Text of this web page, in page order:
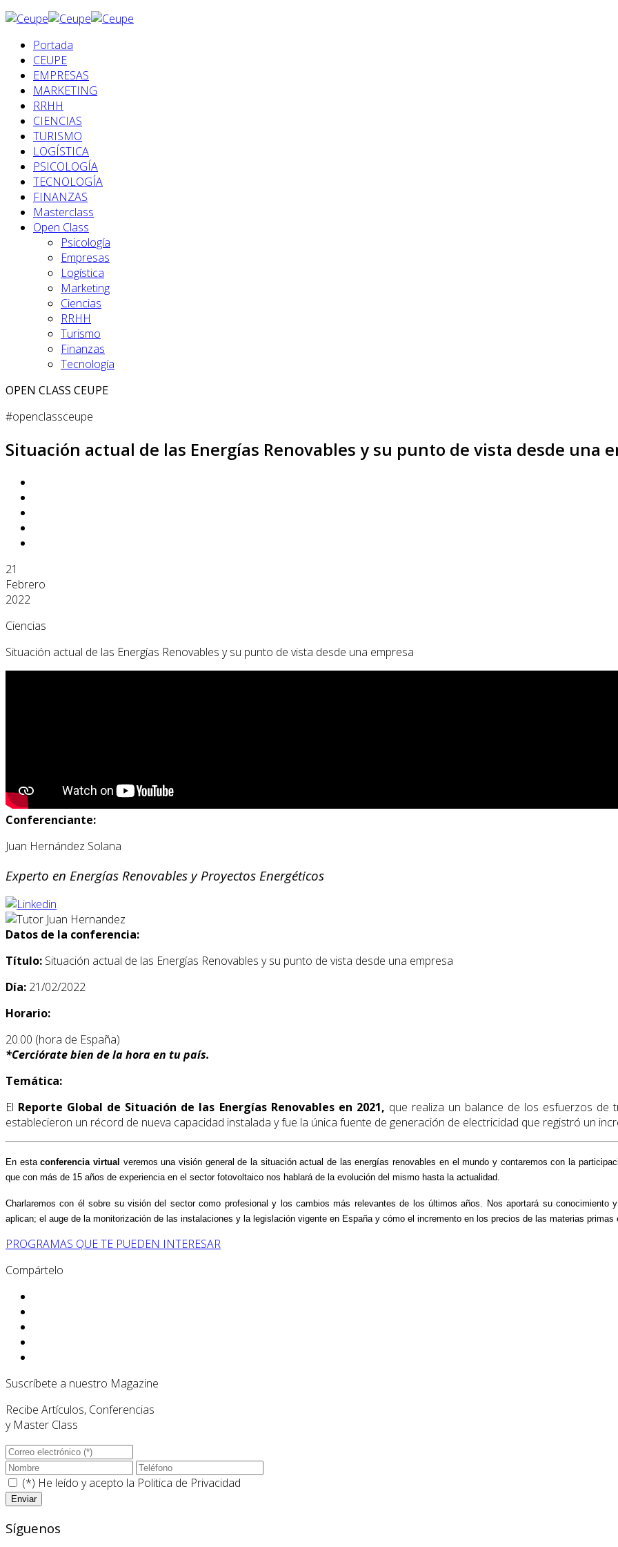
Portada
CEUPE
EMPRESAS
MARKETING
RRHH
CIENCIAS
TURISMO
LOGÍSTICA
PSICOLOGÍA
TECNOLOGÍA
FINANZAS
Masterclass
Open Class
Psicología
Empresas
Logística
Marketing
Ciencias
RRHH
Turismo
Finanzas
Tecnología
OPEN CLASS CEUPE
#openclassceupe
Situación actual de las Energías Renovables y su punto de vista desde una
21
Febrero
2022
Ciencias
Situación actual de las Energías Renovables y su punto de vista desde una empresa
Conferenciante:
Juan Hernández Solana
Experto en Energías Renovables y Proyectos Energéticos
Datos de la conferencia:
Título: Situación actual de las Energías Renovables y su punto de vista desde una empresa
Día: 21/02/2022
Horario:
20.00 (hora de España)
*Cerciórate bien de la hora en tu país.
Temática:
El Reporte Global de Situación de las Energías Renovables en 2021, que realiza un balance de los esfuerzos de
establecieron un récord de nueva capacidad instalada y fue la única fuente de generación de electricidad que registró un
En estaconferencia virtual veremos una visión general de la situación actual de las energías renovables en el mundo y contaremos con la
que con más de 15 años de experiencia en el sector fotovoltaico nos hablará de la evolución del mismo hasta la actualidad.
Charlaremos con él sobre su visión del sector como profesional y los cambios más relevantes de los últimos años. Nos aportará su conocimiento y
aplican; el auge de la monitorización de las instalaciones y la legislación vigente en España y cómo el incremento en los precios de las materias
PROGRAMAS QUE TE PUEDEN INTERESAR
Compártelo
Suscríbete a nuestro Magazine
Recibe Artículos, Conferencias
y Master Class
(*) He leído y acepto la Politica de Privacidad
Síguenos